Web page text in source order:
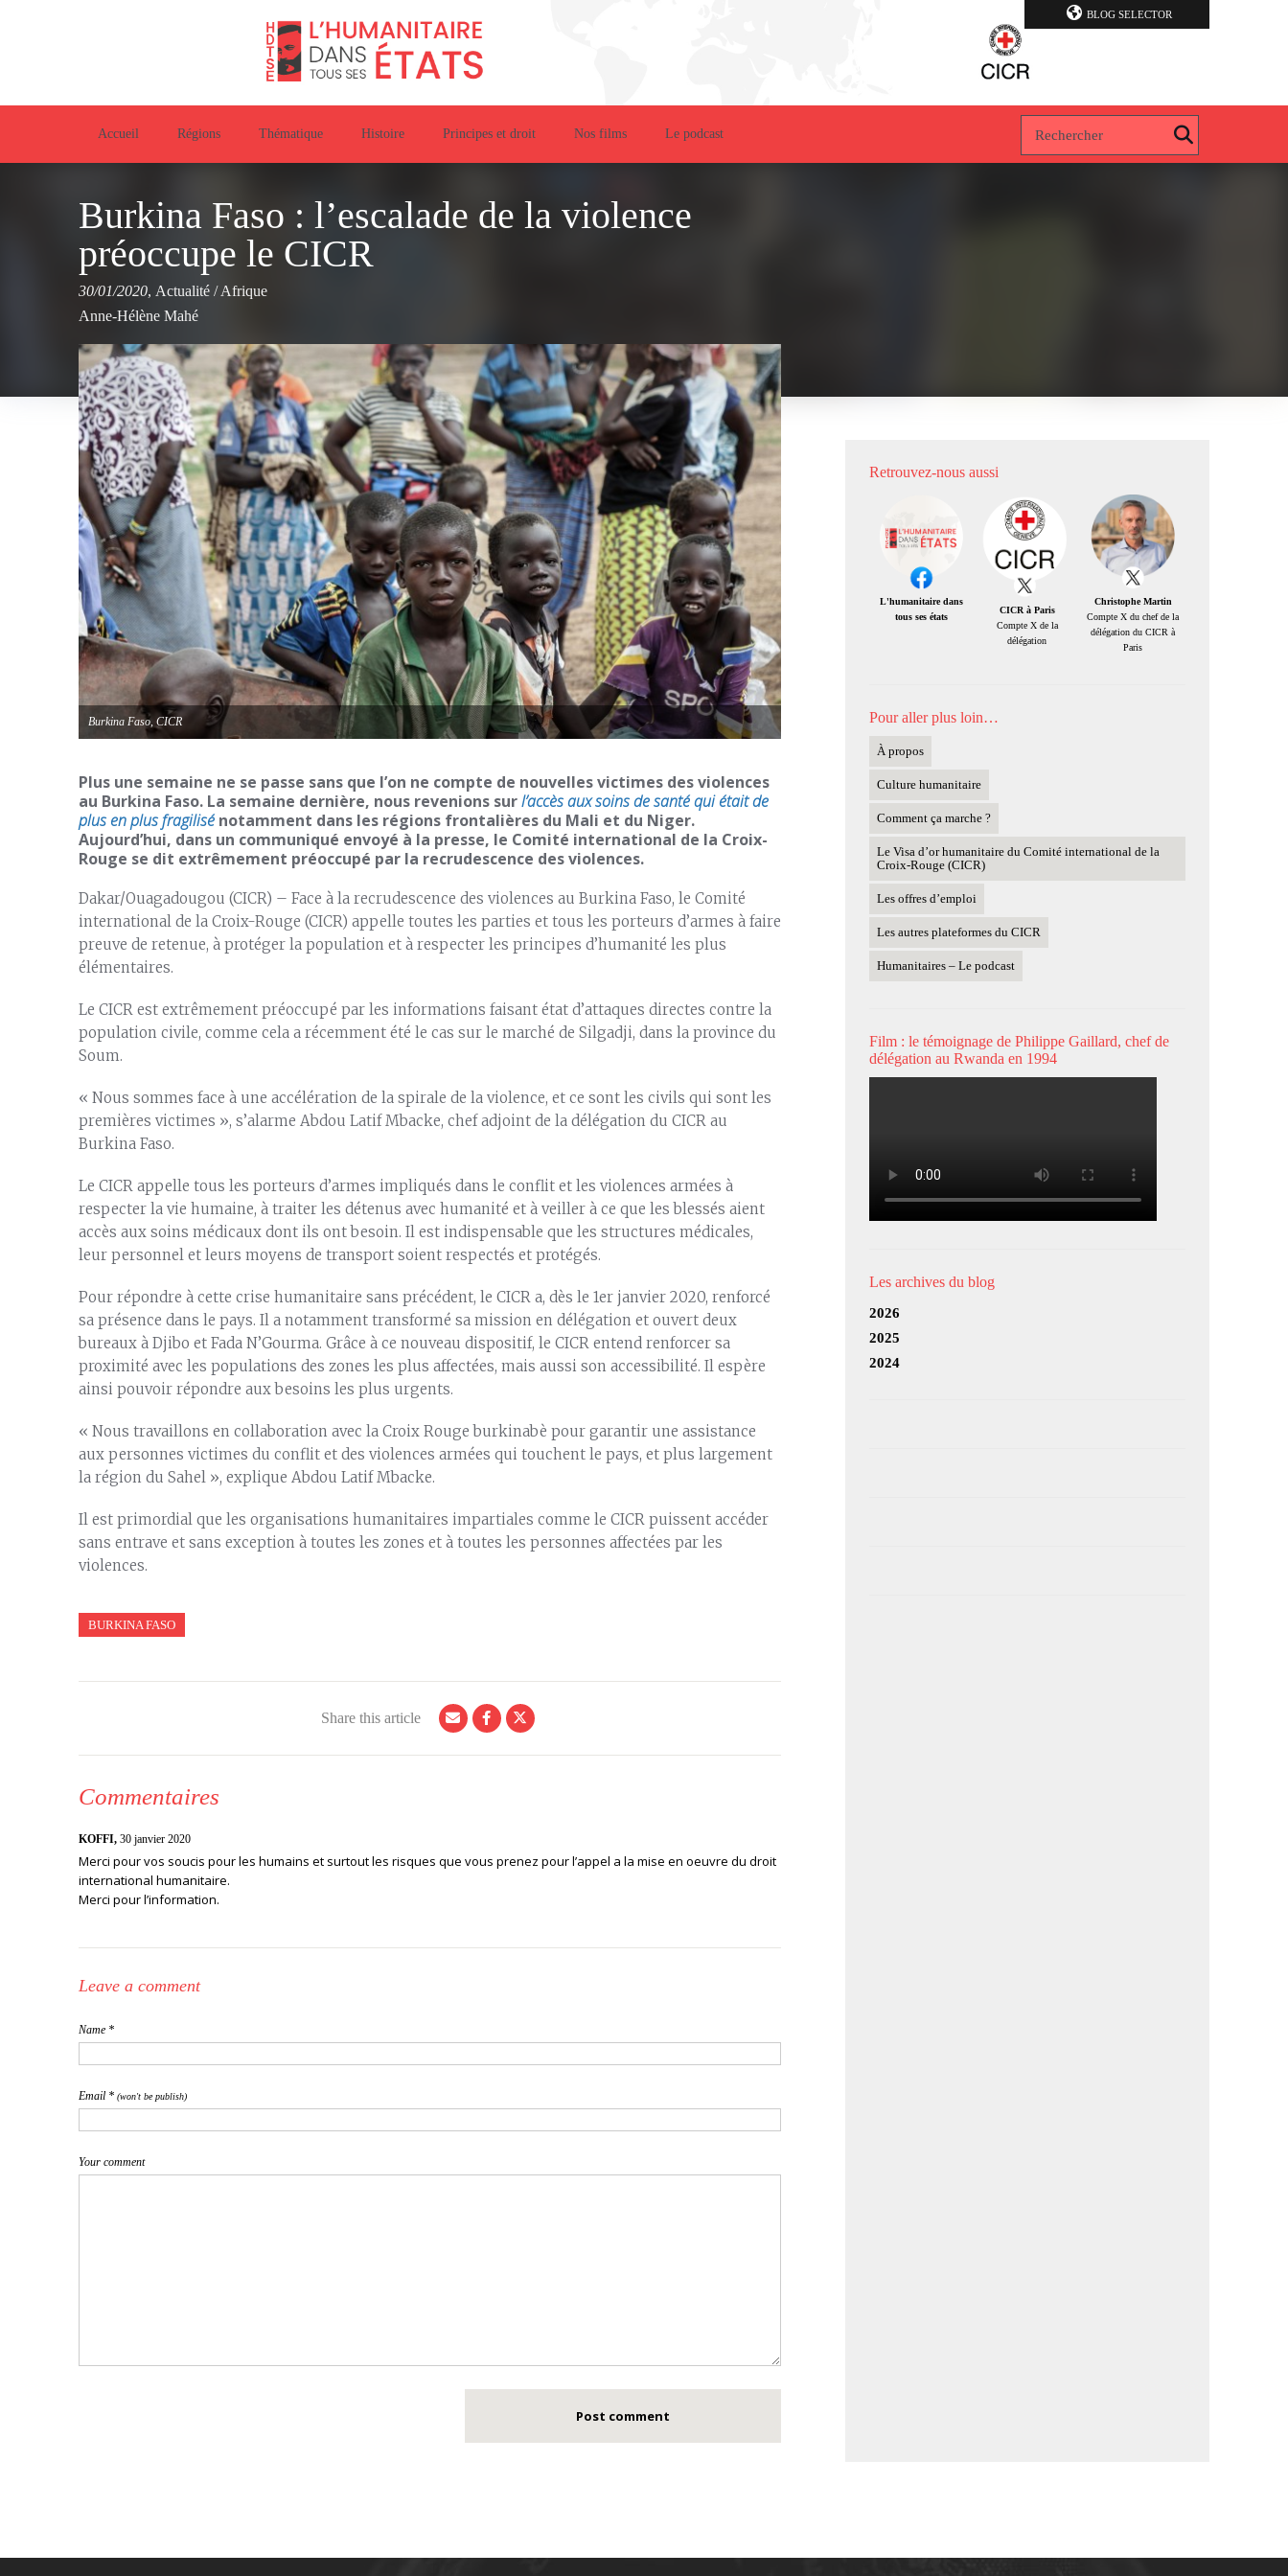
BLOG SELECTOR
Accueil Régions Thématique Histoire Principes et droit Nos films Le podcast
Burkina Faso : l’escalade de la violence
préoccupe le CICR
30/01/2020, Actualité /Afrique
Anne-Hélène Mahé
Burkina Faso, CICR
Plus une semaine ne se passe sans que l’on ne compte de nouvelles victimes des violences
au Burkina Faso. La semaine dernière, nous revenions surl’accès aux soins de santé qui était de
plus en plus fragilisé notamment dans les régions frontalières du Mali et du Niger.
Aujourd’hui, dans un communiqué envoyé à la presse, le Comité international de la Croix-
Rouge se dit extrêmement préoccupé par la recrudescence des violences.
Dakar/Ouagadougou (CICR) – Face à la recrudescence des violences au Burkina Faso, le Comité
international de la Croix-Rouge (CICR) appelle toutes les parties et tous les porteurs d’armes à faire
preuve de retenue, à protéger la population et à respecter les principes d’humanité les plus
élémentaires.
Le CICR est extrêmement préoccupé par les informations faisant état d’attaques directes contre la
population civile, comme cela a récemment été le cas sur le marché de Silgadji, dans la province du
Soum.
« Nous sommes face à une accélération de la spirale de la violence, et ce sont les civils qui sont les
premières victimes », s’alarme Abdou Latif Mbacke, chef adjoint de la délégation du CICR au
Burkina Faso.
Le CICR appelle tous les porteurs d’armes impliqués dans le conflit et les violences armées à
respecter la vie humaine, à traiter les détenus avec humanité et à veiller à ce que les blessés aient
accès aux soins médicaux dont ils ont besoin. Il est indispensable que les structures médicales,
leur personnel et leurs moyens de transport soient respectés et protégés.
Pour répondre à cette crise humanitaire sans précédent, le CICR a, dès le 1er janvier 2020, renforcé
sa présence dans le pays. Il a notamment transformé sa mission en délégation et ouvert deux
bureaux à Djibo et Fada N’Gourma. Grâce à ce nouveau dispositif, le CICR entend renforcer sa
proximité avec les populations des zones les plus affectées, mais aussi son accessibilité. Il espère
ainsi pouvoir répondre aux besoins les plus urgents.
« Nous travaillons en collaboration avec la Croix Rouge burkinabè pour garantir une assistance
aux personnes victimes du conflit et des violences armées qui touchent le pays, et plus largement
la région du Sahel », explique Abdou Latif Mbacke.
Il est primordial que les organisations humanitaires impartiales comme le CICR puissent accéder
sans entrave et sans exception à toutes les zones et à toutes les personnes affectées par les
violences.
BURKINA FASO
Share this article
Commentaires
KOFFI, 30 janvier 2020
Merci pour vos soucis pour les humains et surtout les risques que vous prenez pour l’appel a la mise en oeuvre du droit
international humanitaire.
Merci pour l’information.
Leave a comment
Name *
Email * (won't be publish)
Your comment
Retrouvez-nous aussi
L'humanitaire dans
tous ses états
CICR à Paris
Compte X de la
délégation
Christophe Martin
Compte X du chef de la
délégation du CICR à
Paris
Pour aller plus loin…
À propos
Culture humanitaire
Comment ça marche ?
Le Visa d’or humanitaire du Comité international de la
Croix-Rouge (CICR)
Les offres d’emploi
Les autres plateformes du CICR
Humanitaires – Le podcast
Film : le témoignage de Philippe Gaillard, chef de
délégation au Rwanda en 1994
Les archives du blog
2026
2025
2024